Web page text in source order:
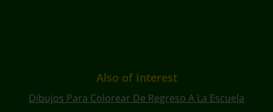
Also of Interest
Dibujos Para Colorear De Regreso A La Escuela